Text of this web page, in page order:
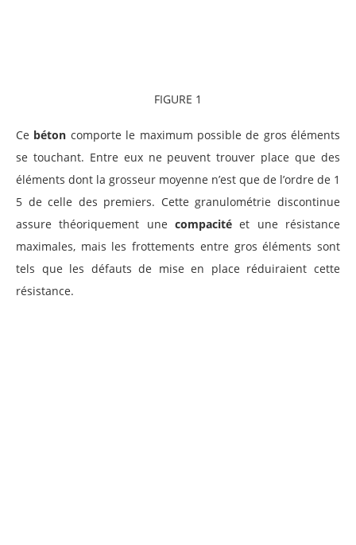
FIGURE 1
Ce béton comporte le maximum possible de gros éléments
se touchant. Entre eux ne peuvent trouver place que des
éléments dont la grosseur moyenne n’est que de l’ordre de 1
5 de celle des premiers. Cette granulométrie discontinue
assure théoriquement une compacité et une résistance
maximales, mais les frottements entre gros éléments sont
tels que les défauts de mise en place réduiraient cette
résistance.